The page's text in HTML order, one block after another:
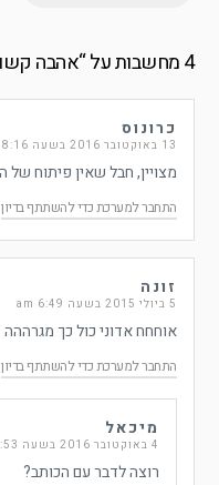
4 מחשבות על “ אהבה
כרונוס
13 באוקטובר 2016 בשעה 8:16 pm
מצויין, חבל שאין פיתוח
התחבר למערכת כדי להשתתף בדיון
זונה
5 ביולי 2015 בשעה 6:49 am
אוחחח אדוני כול כך מגרההה
התחבר למערכת כדי להשתתף בדיון
מיכאל
4 באוקטובר 2016 בשעה 10:53 pm
רוצה לדבר עם הכותב?